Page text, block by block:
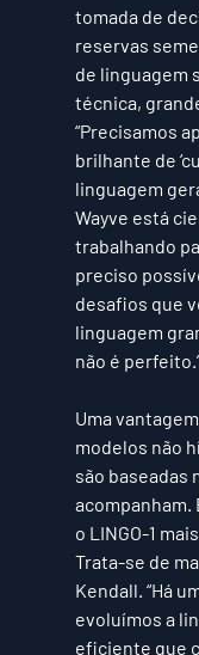
tomada de
reservas
de linguagem
técnica,
“Precisamos
brilhante de
linguagem
Wayve está
trabalhando
preciso
desafios que
linguagem
não é
Uma
modelos não
são baseadas
o LINGO-1
Trata-se de
Kendall. “Há
evoluímos a
eficiente que